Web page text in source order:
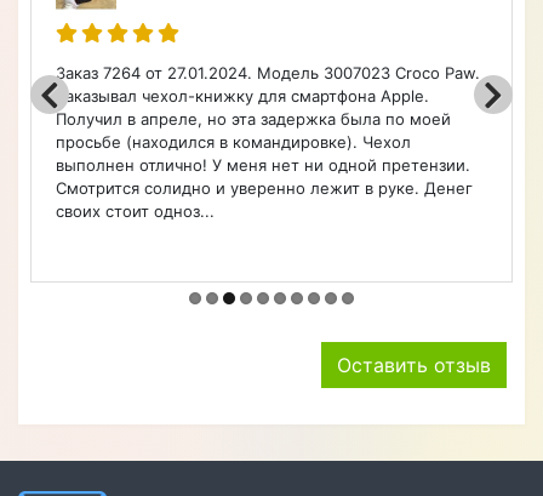
Paw.
Порадовал широкий ассортимент по каталогу на
чехлы, очень быстро оформил заказ. Чехол
Советую.
Оставить отзыв